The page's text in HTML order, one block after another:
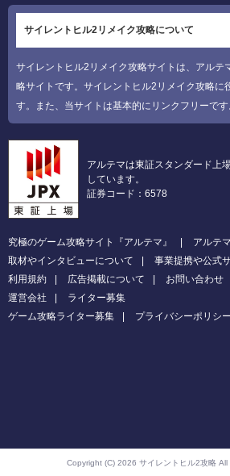
サイレントヒル2リメイク攻略について
サイレントヒル2リメイク攻略サイトは、アルテ
略サイトです。サイレントヒル2リメイク攻略に
す。また、当サイトは基本的にリンクフリーです
アルテマは東証スタンダード上
しています。
証券コード：6578
究極のゲーム攻略サイト『アルテマ』
アルテ
取材やインタビューについて
事業提携や公式
利用規約
広告掲載について お問い合わせ
運営会社
ライター募集
ゲーム攻略ライター募集
プライバシーポリシー
Copyright (C) 2026 サイレントヒル2攻略 All